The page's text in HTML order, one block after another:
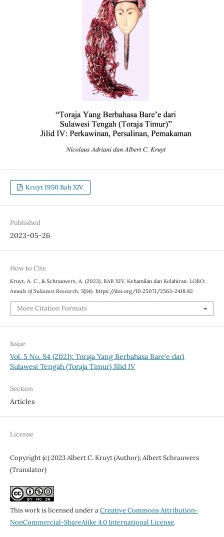
Kruyt 1950 Bab XIV
Published
2023-05-26
How to Cite
Kruyt, A. C., & Schrauwers, A. (2023). BAB XIV. Kehamilan dan Kelahiran. LOBO:
Annals of Sulawesi Research, 5(S4). https://doi.org/10.25071/2563-2418.82
More Citation Formats
Issue
Vol. 5 No. S4 (2021): Toraja Yang Berbahasa Bare’e dari
Sulawesi Tengah (Toraja Timur) Jilid IV
Section
Articles
License
Copyright (c) 2023 Albert C. Kruyt (Author); Albert Schrauwers
(Translator)
This work is licensed under aCreative Commons Attribution-
NonCommercial-ShareAlike 4.0 International License.